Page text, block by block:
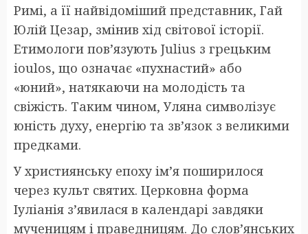
Римі, а її найвідоміший представник, Гай
Юлій Цезар, змінив хід світової історії.
Етимологи пов’язують Julius з грецьким
ioulos, що означає «пухнастий» або
«юний», натякаючи на молодість та
свіжість. Таким чином, Уляна символізує
юність духу, енергію та зв’язок з великими
предками.
У християнську епоху ім’я поширилося
через культ святих. Церковна форма
Іуліанія з’явилася в календарі завдяки
мученицям і праведницям. До слов’янських